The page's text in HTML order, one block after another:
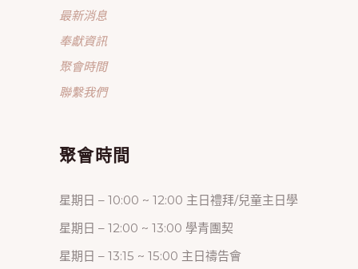
最新消息
奉獻資訊
聚會時間
聯繫我們
聚會時間
星期日 – 10:00 ~ 12:00 主日禮拜/兒童主日學
星期日 – 12:00 ~ 13:00 學青團契
星期日 – 13:15 ~ 15:00 主日禱告會